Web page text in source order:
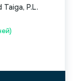
P.L.